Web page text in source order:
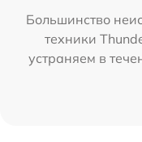
Большинство
техники
устраняем в